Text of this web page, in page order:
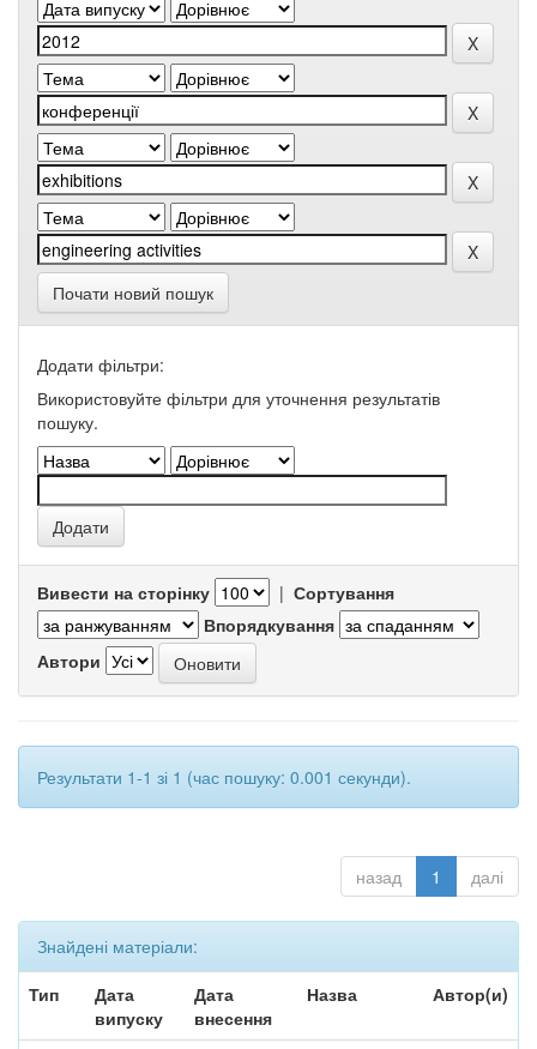
Почати новий пошук
Додати фільтри:
Використовуйте фільтри для уточнення результатів
пошуку.
Вивести на сторінку | Сортування
Впорядкування
Автори
Результати 1-1 зі 1 (час пошуку: 0.001 секунди).
назад 1 далі
Знайдені матеріали:
Тип
Дата
випуску
Дата
внесення
Назва Автор(и)